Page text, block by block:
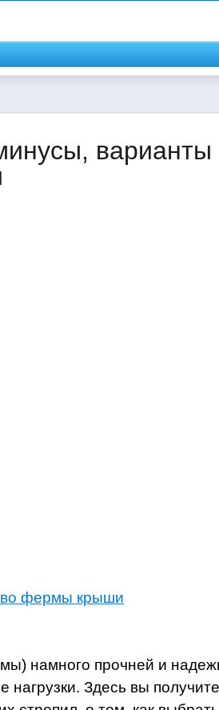
варианты
фермы крыши
намного прочней и
Здесь вы получите